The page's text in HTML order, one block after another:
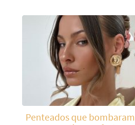
Penteados que